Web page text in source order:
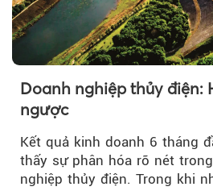
Doanh nghiệp thủy điện:
ngược
Kết quả kinh doanh 6 tháng
thấy sự phân hóa rõ nét
nghiệp thủy điện. Trong khi